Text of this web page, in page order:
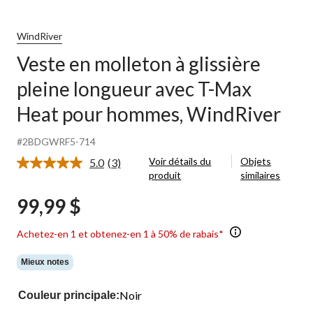
WindRiver
Veste en molleton à glissière
pleine longueur avec T-Max
Heat pour hommes, WindRiver
#2BDGWRF5-714
5.0 Lire
la
(3)
Voir détails du
produit
Objets
similaires
99,99 $
Achetez-en 1 et obtenez-en 1 à 50% de rabais*
Mieux notes
Couleur principale:Noir